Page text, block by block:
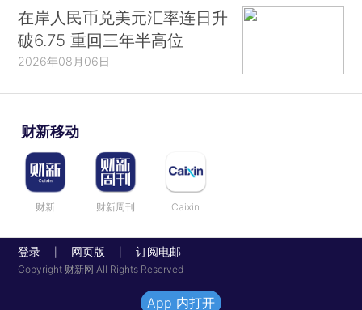
在岸人民币兑美元汇率连日升
破6.75 重回三年半高位
2026年08月06日
财新移动
财新 财新周刊 Caixin
登录 网页版 订阅电邮
Copyright 财新网 All Rights Reserved
App 内打开